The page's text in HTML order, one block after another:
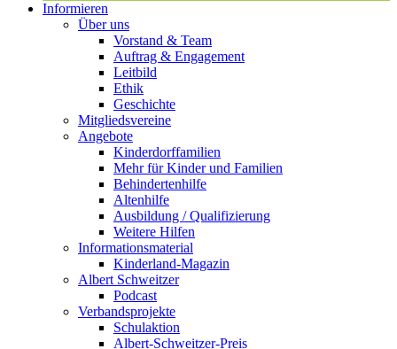
Informieren
Über uns
Vorstand & Team
Auftrag & Engagement
Leitbild
Ethik
Geschichte
Mitgliedsvereine
Angebote
Kinderdorffamilien
Mehr für Kinder und Familien
Behindertenhilfe
Altenhilfe
Ausbildung / Qualifizierung
Weitere Hilfen
Informationsmaterial
Kinderland-Magazin
Albert Schweitzer
Podcast
Verbandsprojekte
Schulaktion
Albert-Schweitzer-Preis